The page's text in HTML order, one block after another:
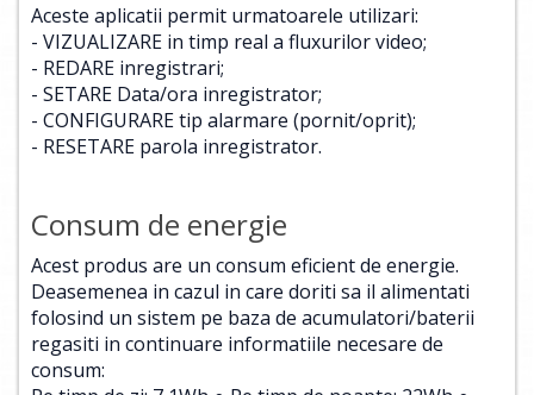
Aceste aplicatii permit urmatoarele utilizari:
- VIZUALIZARE in timp real a fluxurilor video;
- REDARE inregistrari;
- SETARE Data/ora inregistrator;
- CONFIGURARE tip alarmare (pornit/oprit);
- RESETARE parola inregistrator.
Consum de energie
Acest produs are un consum eficient de energie.
Deasemenea in cazul in care doriti sa il alimentati
folosind un sistem pe baza de acumulatori/baterii
regasiti in continuare informatiile necesare de
consum: